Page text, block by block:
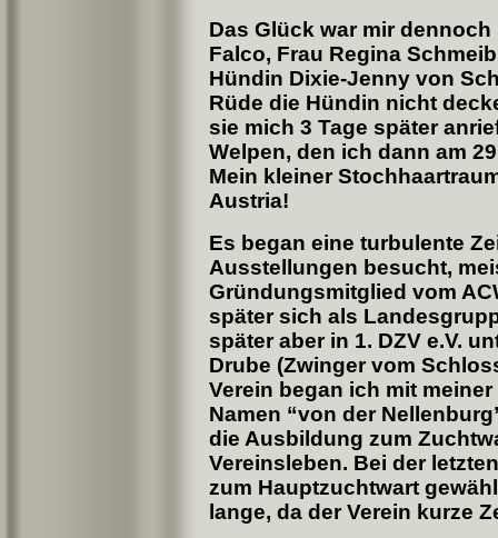
Das Glück war mir
Falco, Frau Regina
Hündin Dixie-Jenny von
Rüde die Hündin nicht
sie mich 3 Tage später
Welpen, den ich dann am
Mein kleiner
Austria!
Es began eine turbulente
Ausstellungen besucht,
Gründungsmitglied vom
später sich als
später aber in 1. DZV e.V.
Drube (Zwinger vom
Verein began ich mit
Namen “von der
die Ausbildung zum
Vereinsleben. Bei der
zum Hauptzuchtwart
lange, da der Verein kurze